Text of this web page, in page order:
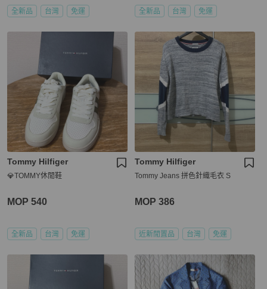
全新品 台灣 免運 全新品 台灣 免運
Tommy Hilfiger
💎TOMMY休閒鞋
MOP 540
全新品 台灣 免運
Tommy Hilfiger
Tommy Jeans 拼色針織毛衣 S
MOP 386
近新閒置品 台灣 免運